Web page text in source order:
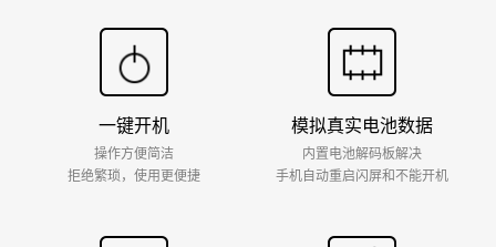
一键开机
操作方便简洁
拒绝繁琐，使用更便捷
模拟真实电池数据
内置电池解码板解决
手机自动重启闪屏和不能开机